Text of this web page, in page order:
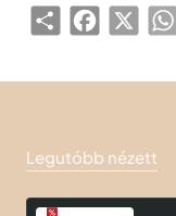
ShareFacebook
X
Legutóbb nézett